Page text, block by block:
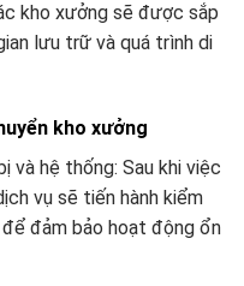
kho xưởng sẽ được sắp
lưu trữ và quá trình di
kho xưởng
và hệ thống: Sau khi việc
vụ sẽ tiến hành kiểm
đảm bảo hoạt động ổn